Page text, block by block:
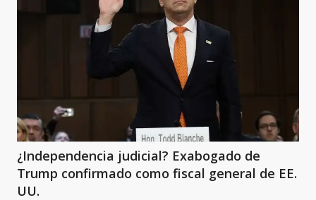
¿Independencia judicial? Exabogado de
Trump confirmado como fiscal general de EE.
UU.